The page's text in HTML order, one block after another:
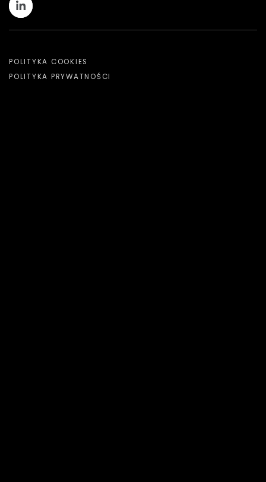
POLITYKA COOKIES
POLITYKA PRYWATNOŚCI